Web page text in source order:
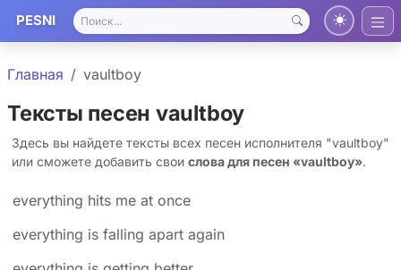
PESNI
Главная ​vaultboy
Тексты песен ​vaultboy
Здесь вы найдете тексты всех песен исполнителя "​vaultboy"
или сможете добавить свои слова для песен «​vaultboy».
​everything hits me at once
​everything is falling apart again